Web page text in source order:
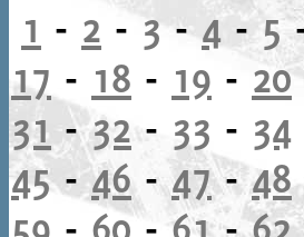
1 - 2 -3- 4 -5
17 - 18 - 19 - 20
31 -32- 33 - 34
45-46-47-48